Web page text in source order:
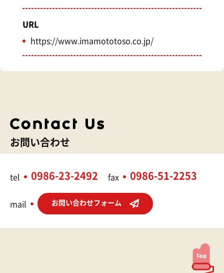
URL
https://www.imamototoso.co.jp/
お問い合わせ
tel 0986-23-2492 fax 0986-51-2253
mail お問い合わせフォーム